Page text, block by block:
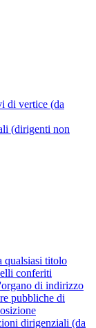
di vertice (da
(dirigenti non
qualsiasi titolo
conferiti
di indirizzo
pubbliche di
dirigenziali (da